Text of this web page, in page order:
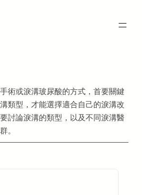
術或淚溝玻尿酸的方式，首要關鍵
類型，才能選擇適合自己的淚溝改
討論淚溝的類型，以及不同淚溝醫
。